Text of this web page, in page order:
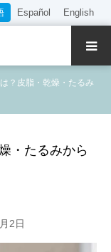
Español English
？皮脂・乾燥・たるみ
・たるみから
2日